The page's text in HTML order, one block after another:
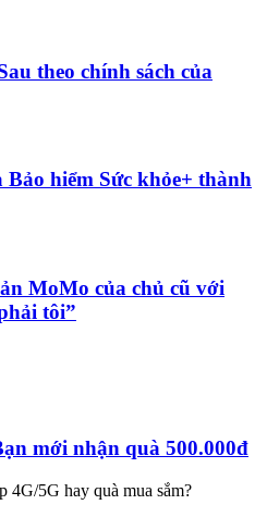
theo chính sách của
hiểm Sức khỏe+ thành
MoMo của chủ cũ với
tôi”
mới nhận quà 500.000đ
4G/5G hay quà mua sắm?